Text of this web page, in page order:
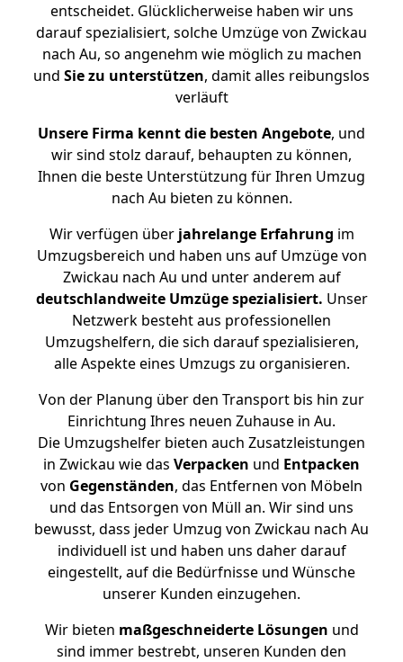
entscheidet. Glücklicherweise haben wir uns
darauf spezialisiert, solche Umzüge von Zwickau
nach Au, so angenehm wie möglich zu machen
und Sie zu unterstützen, damit alles reibungslos
verläuft
Unsere Firma kennt die besten Angebote, und
wir sind stolz darauf, behaupten zu können,
Ihnen die beste Unterstützung für Ihren Umzug
nach Au bieten zu können.
Wir verfügen überjahrelange Erfahrung im
Umzugsbereich und haben uns auf Umzüge von
Zwickau nach Au und unter anderem auf
deutschlandweite Umzüge spezialisiert. Unser
Netzwerk besteht aus professionellen
Umzugshelfern, die sich darauf spezialisieren,
alle Aspekte eines Umzugs zu organisieren.
Von der Planung über den Transport bis hin zur
Einrichtung Ihres neuen Zuhause in Au.
Die Umzugshelfer bieten auch Zusatzleistungen
in Zwickau wie das Verpacken und Entpacken
von Gegenständen, das Entfernen von Möbeln
und das Entsorgen von Müll an. Wir sind uns
bewusst, dass jeder Umzug von Zwickau nach Au
individuell ist und haben uns daher darauf
eingestellt, auf die Bedürfnisse und Wünsche
unserer Kunden einzugehen.
Wir bieten maßgeschneiderte Lösungen und
sind immer bestrebt, unseren Kunden den